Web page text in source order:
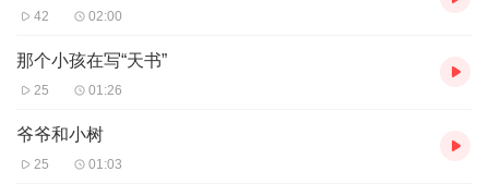
42 02:00
那个小孩在写“天书”
25 01:26
爷爷和小树
25 01:03